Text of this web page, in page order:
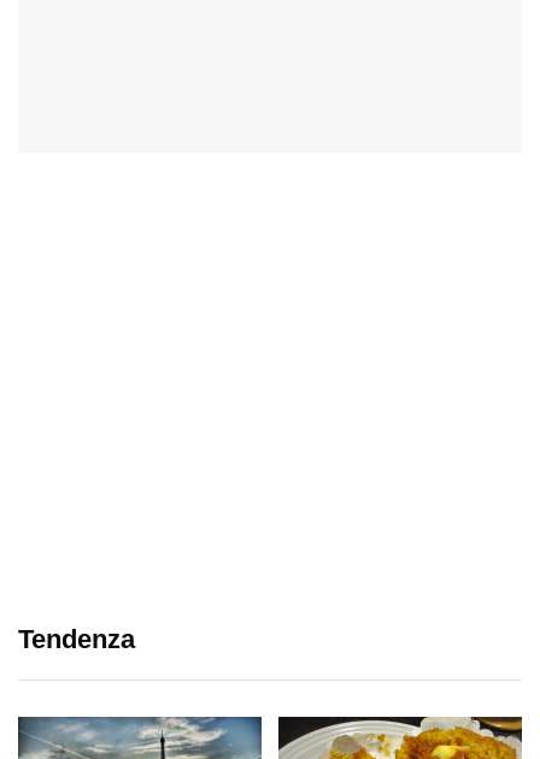
Tendenza